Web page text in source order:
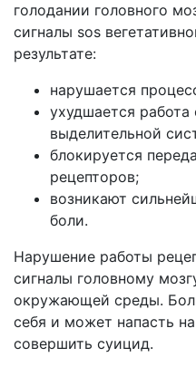
голодании головного
сигналы sos
результате:
нарушается
ухудшается
выделительной
блокируется
рецепторов;
возникают
боли.
Нарушение работы
сигналы головному
окружающей среды.
себя и может напасть
совершить суицид.